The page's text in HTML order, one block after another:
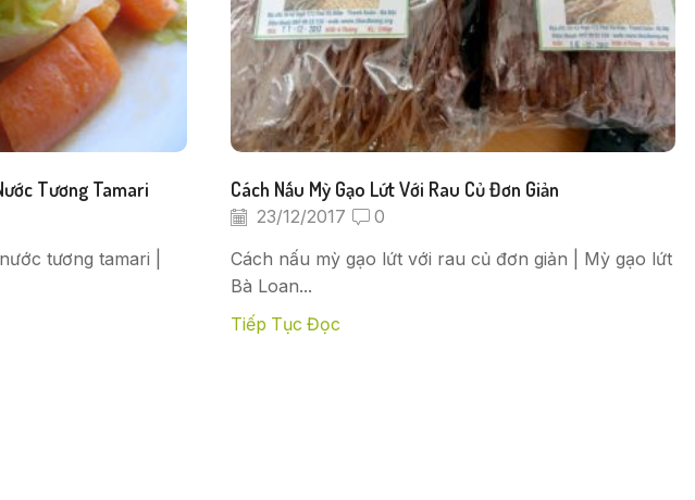
Tương Tamari
tương tamari |
Cách Nấu Mỳ Gạo Lứt Với Rau Củ Đơn Giản
23/12/2017 0
Cách nấu mỳ gạo lứt với rau củ đơn giản | Mỳ gạo lứt
Bà Loan...
Tiếp Tục Đọc